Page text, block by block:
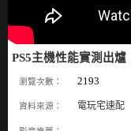
PS5主機性能實測出
瀏覽次數： 2193
資料來源： 電玩宅速配